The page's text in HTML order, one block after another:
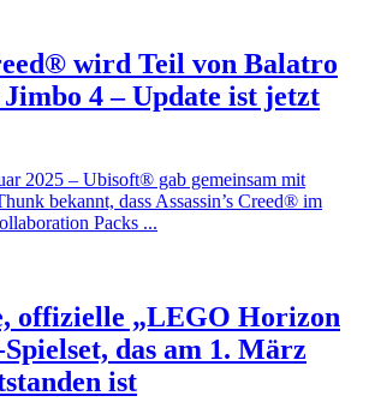
wird Teil von Balatro
4 – Update ist jetzt
2025 – Ubisoft® gab gemeinsam mit
bekannt, dass Assassin’s Creed® im
Packs ...
offizielle „LEGO Horizon
das am 1. März
ist